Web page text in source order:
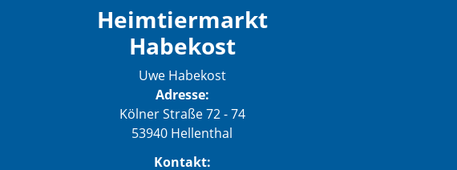
Heimtiermarkt
Habekost
Uwe Habekost
Adresse:
Kölner Straße 72 - 74
53940 Hellenthal
Kontakt: